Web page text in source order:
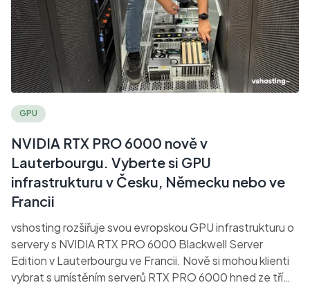
GPU
NVIDIA RTX PRO 6000 nově v
Lauterbourgu. Vyberte si GPU
infrastrukturu v Česku, Německu nebo ve
Francii
vshosting rozšiřuje svou evropskou GPU infrastrukturu o
servery s NVIDIA RTX PRO 6000 Blackwell Server
Edition v Lauterbourgu ve Francii. Nově si mohou klienti
vybrat s umístěním serverů RTX PRO 6000 hned ze tří